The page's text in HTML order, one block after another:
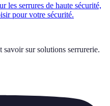
les serrures de haute sécurité,
pour votre sécurité.
savoir sur solutions serrurerie.